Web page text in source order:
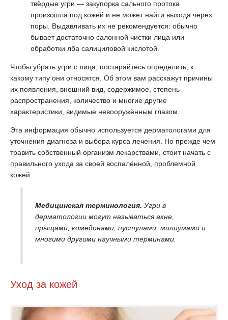
твёрдые угри — закупорка сального протока
произошла под кожей и не может найти выхода через
поры. Выдавливать их не рекомендуется: обычно
бывает достаточно салонной чистки лица или
обработки лба салициловой кислотой.
Чтобы убрать угри с лица, постарайтесь определить, к
какому типу они относятся. Об этом вам расскажут причины
их появления, внешний вид, содержимое, степень
распространения, количество и многие другие
характеристики, видимые невооружённым глазом.
Эта информация обычно используется дерматологами для
уточнения диагноза и выбора курса лечения. Но прежде чем
травить собственный организм лекарствами, стоит начать с
правильного ухода за своей воспалённой, проблемной
кожей.
Медицинская терминология. Угри в
дерматологии могут называться акне,
прыщами, комедонами, пустулами, милиумами и
многими другими научными терминами.
Уход за кожей